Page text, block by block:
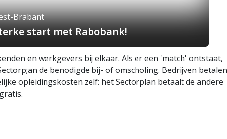
Brabant
start met Rabobank!
en werkgevers bij elkaar. Als er een 'match' ontstaat,
de benodigde bij- of omscholing. Bedrijven betalen
opleidingskosten zelf: het Sectorplan betaalt de andere